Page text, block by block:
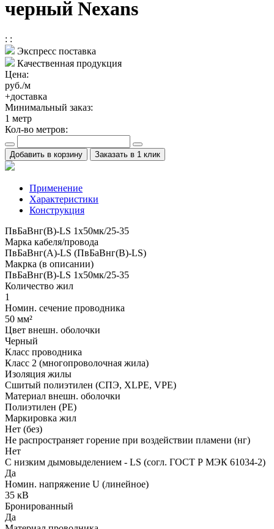
черный Nexans
: :
Экспресс поставка
Качественная продукция
Цена:
руб./м
+доставка
Минимальный заказ:
1 метр
Кол-во метров:
Добавить в корзину Заказать в 1 клик
Применение
Характеристики
Конструкция
ПвБаВнг(B)-LS 1х50мк/25-35
Марка кабеля/провода
ПвБаВнг(A)-LS (ПвБаВнг(B)-LS)
Макрка (в описании)
ПвБаВнг(B)-LS 1х50мк/25-35
Количество жил
1
Номин. сечение проводника
50 мм²
Цвет внешн. оболочки
Черный
Класс проводника
Класс 2 (многопроволочная жила)
Изоляция жилы
Сшитый полиэтилен (СПЭ, XLPE, VPE)
Материал внешн. оболочки
Полиэтилен (PE)
Маркировка жил
Нет (без)
Не распространяет горение при воздействии пламени (нг)
Нет
С низким дымовыделением - LS (согл. ГОСТ Р МЭК 61034-2)
Да
Номин. напряжение U (линейное)
35 кВ
Бронированный
Да